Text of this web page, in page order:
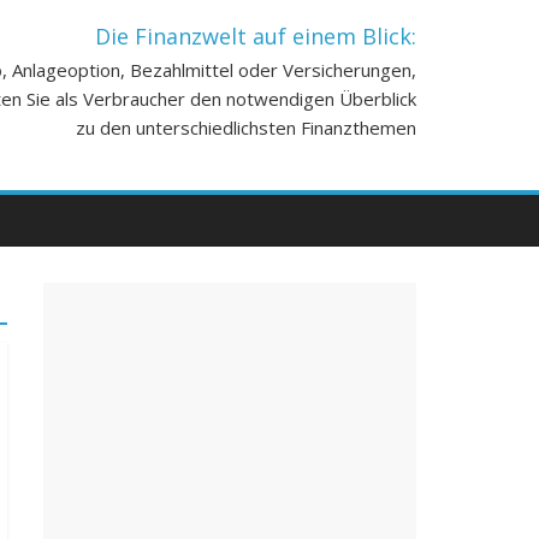
Die Finanzwelt auf einem Blick:
Anlageoption, Bezahlmittel oder Versicherungen,
Sie als Verbraucher den notwendigen Überblick
zu den unterschiedlichsten Finanzthemen